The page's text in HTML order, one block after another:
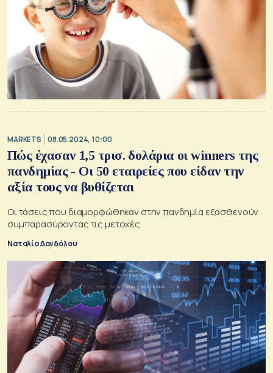
MARKETS 08.05.2024, 10:00
Πώς έχασαν 1,5 τρισ. δολάρια οι winners της
πανδημίας - Οι 50 εταιρείες που είδαν την
αξία τους να βυθίζεται
Οι τάσεις που διαμορφώθηκαν στην πανδημία εξασθενούν
συμπαρασύροντας τις μετοχές
Ναταλία Δανδόλου